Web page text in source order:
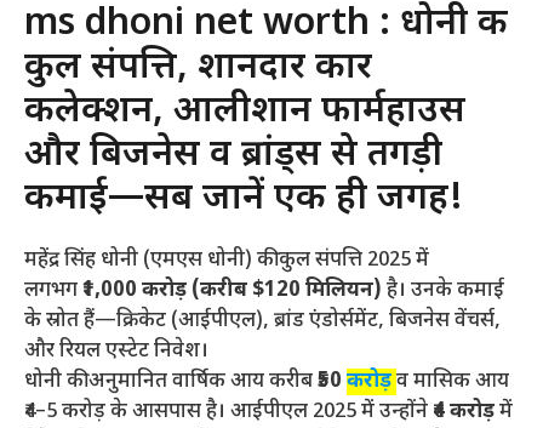
ms dhoni net worth : धोनी की
कुल संपत्ति, शानदार कार
कलेक्शन, आलीशान फार्महाउस
और बिजनेस व ब्रांड्स से तगड़ी
कमाई—सब जानें एक ही जगह!
महेंद्र सिंह धोनी (एमएस धोनी) की कुल संपत्ति 2025 में
लगभग₹1,000 करोड़ (करीब $120 मिलियन) है। उनके कमाई
के स्रोत हैं—क्रिकेट (आईपीएल), ब्रांड एंडोर्समेंट, बिजनेस वेंचर्स,
और रियल एस्टेट निवेश।
धोनी की अनुमानित वार्षिक आय करीब₹50 करोड़व मासिक आय
₹4–5 करोड़ के आसपास है। आईपीएल 2025 में उन्होंने ₹4 करोड़में